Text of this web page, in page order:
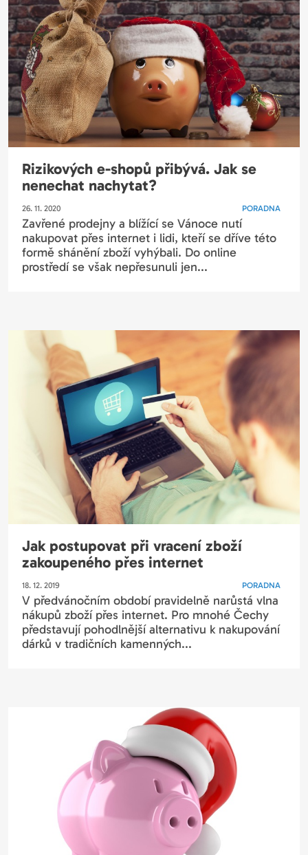
Rizikových e-shopů přibývá. Jak se
nenechat nachytat?
26. 11. 2020 PORADNA
Zavřené prodejny a blížící se Vánoce nutí
nakupovat přes internet i lidi, kteří se dříve této
formě shánění zboží vyhýbali. Do online
prostředí se však nepřesunuli jen...
Jak postupovat při vracení zboží
zakoupeného přes internet
18. 12. 2019 PORADNA
V předvánočním období pravidelně narůstá vlna
nákupů zboží přes internet. Pro mnohé Čechy
představují pohodlnější alternativu k nakupování
dárků v tradičních kamenných...